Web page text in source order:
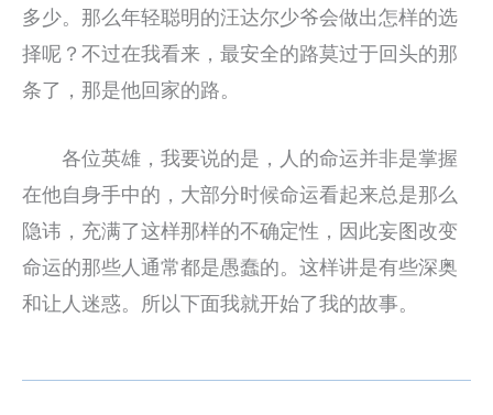
多少。那么年轻聪明的汪达尔少爷会做出怎样的选
择呢？不过在我看来，最安全的路莫过于回头的那
条了，那是他回家的路。
各位英雄，我要说的是，人的命运并非是掌握
在他自身手中的，大部分时候命运看起来总是那么
隐讳，充满了这样那样的不确定性，因此妄图改变
命运的那些人通常都是愚蠢的。这样讲是有些深奥
和让人迷惑。所以下面我就开始了我的故事。